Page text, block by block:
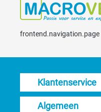
frontend.navigation.page
Klantenservice
Algemeen